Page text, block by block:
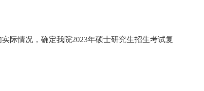
际情况，确定我院2023年硕士研究生招生考试复